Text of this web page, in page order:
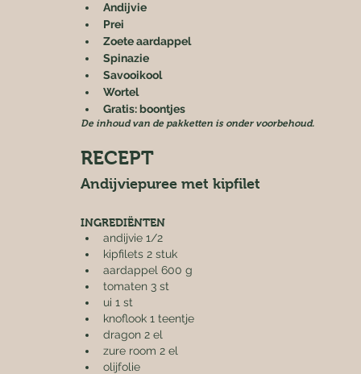
Andijvie
Prei
Zoete aardappel
Spinazie
Savooikool
Wortel
Gratis: boontjes
De inhoud van de pakketten is onder voorbehoud.
RECEPT
Andijviepuree met kipfilet
INGREDIËNTEN
andijvie 1/2
kipfilets 2 stuk
aardappel 600 g
tomaten 3 st
ui 1 st
knoflook 1 teentje
dragon 2 el
zure room 2 el
olijfolie